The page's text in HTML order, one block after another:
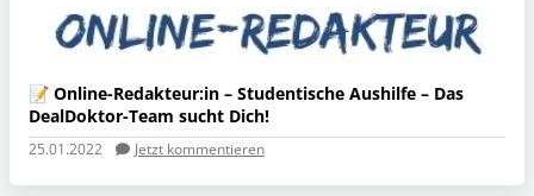
📝 Online-Redakteur:in – Studentische Aushilfe – Das
DealDoktor-Team sucht Dich!
25.01.2022 Jetzt kommentieren